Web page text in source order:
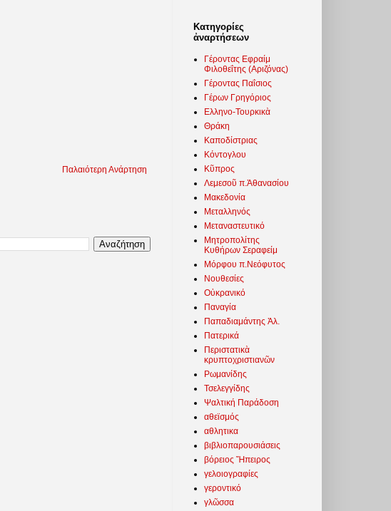
Παλαιότερη Ανάρτηση
Κατηγορίες
ἀναρτήσεων
Γέροντας Εφραίμ
Φιλοθεΐτης (Αριζόνας)
Γέροντας Παΐσιος
Γέρων Γρηγόριος
Ελληνο-Τουρκικὰ
Θράκη
Καποδίστριας
Κόντογλου
Κῦπρος
Λεμεσοῦ π.Ἀθανασίου
Μακεδονία
Μεταλληνός
Μεταναστευτικό
Μητροπολίτης
Κυθήρων Σεραφείμ
Μόρφου π.Νεόφυτος
Νουθεσίες
Οὐκρανικό
Παναγία
Παπαδιαμάντης Ἀλ.
Πατερικά
Περιστατικὰ
κρυπτοχριστιανῶν
Ρωμανίδης
Τσελεγγίδης
Ψαλτική Παράδοση
αθεϊσμός
αθλητικα
βιβλιοπαρουσιάσεις
βόρειος Ἤπειρος
γελοιογραφίες
γεροντικό
γλῶσσα